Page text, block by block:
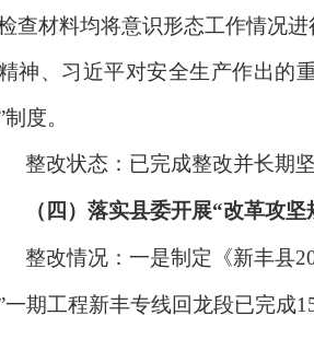
查材料均将意识形态工作情况
神、习近平对安全生产作出的
制度。
整改状态：已完成整改并长期坚
（四）落实县委开展“改革攻坚
整改情况：一是制定《新丰县
一期工程新丰专线回龙段已完成